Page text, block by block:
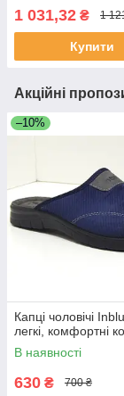
1 031,32 ₴ 1
Купити
Акційні
–10%
Капці чоловічі
легкі, комфортні
В наявності
630 ₴ 700 ₴